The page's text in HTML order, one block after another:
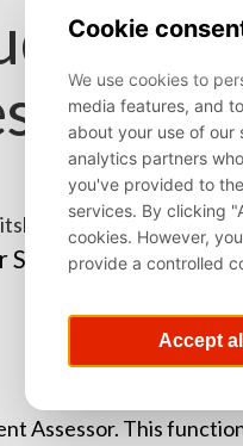
SBE
SBE 2024-2025
Assessor. This